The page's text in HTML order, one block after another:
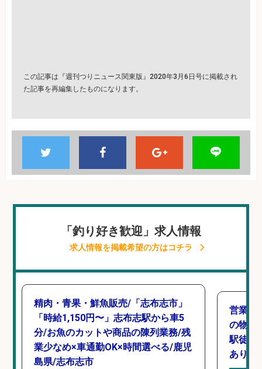
この記事は『週刊つりニュース関東版』2020年3月6日号に掲載され
た記事を再編集したものになります。
「釣り好き歓迎」求人情報
求人情報を掲載希望の方はコチラ
精肉・青果・鮮魚販売/「志布志市」
「時給1,150円〜」志布志駅から車5
分/お魚のカットや商品の陳列業務/残
業少なめ×車通勤OK×時間選べる/鹿児
島県/志布志市
営業事
の物流
駅徒歩
あり×